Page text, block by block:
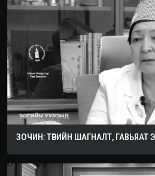
ЗОЧИН: ТӨРИЙН ШАГНАЛТ, ГАВЬЯАТ